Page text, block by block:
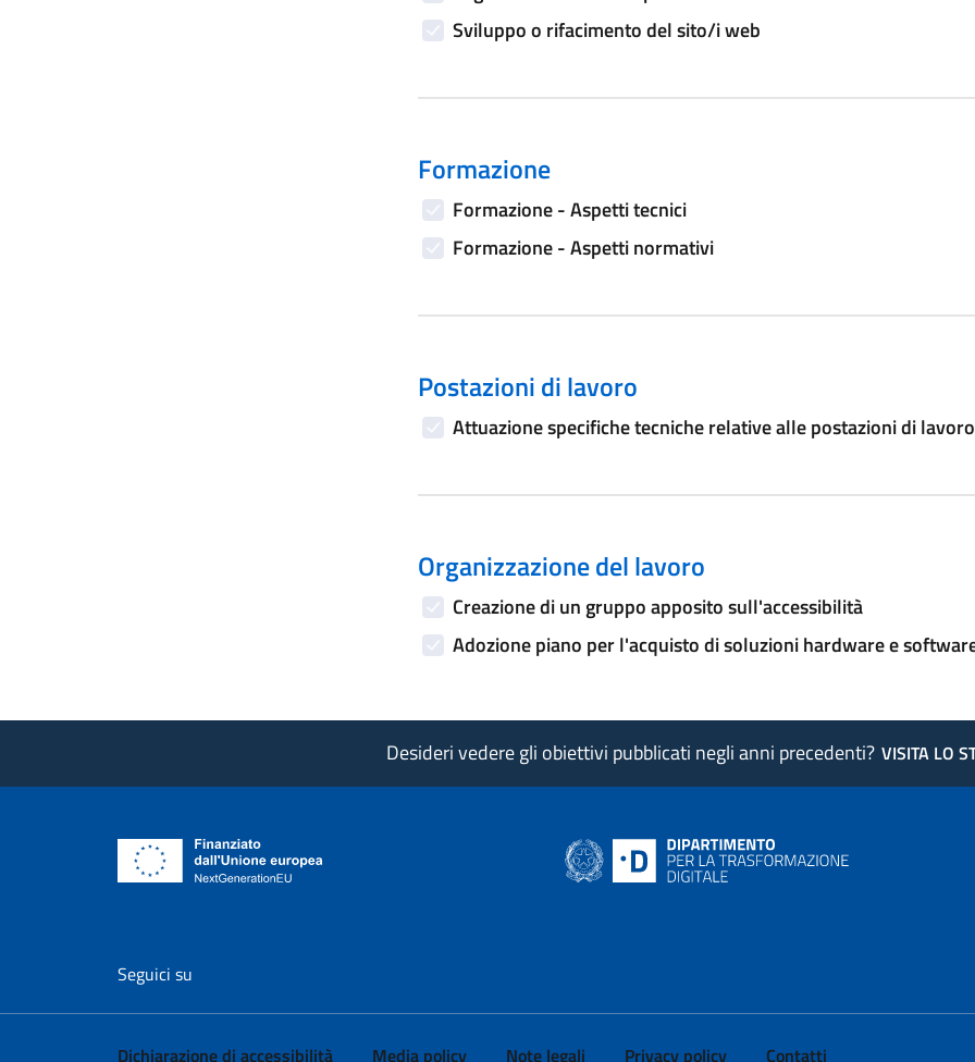
Sviluppo o rifacimento del sito/i web
Formazione
Formazione - Aspetti tecnici
Formazione - Aspetti normativi
Postazioni di lavoro
Attuazione specifiche tecniche relative alle postazioni di lavoro
Organizzazione del lavoro
Creazione di un gruppo apposito sull'accessibilità
Adozione piano per l'acquisto di soluzioni hardware e
Desideri vedere gli obiettivi pubblicati negli anni precedenti? VISITA LO
Seguici su
Dichiarazione di accessibilità Media policy Note legali Privacy policy Contatti